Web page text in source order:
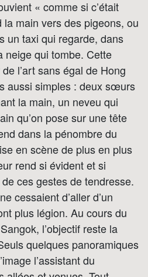
« comme si c’était
main vers des pigeons, ou
un taxi qui regarde, dans
neige qui tombe. Cette
l’art sans égal de Hong
aussi simples : deux sœurs
la main, un neveu qui
qu’on pose sur une tête
dans la pénombre du
en scène de plus en plus
rend si évident et si
ces gestes de tendresse.
cessaient d’aller d’un
plus légion. Au cours du
l’objectif reste la
quelques panoramiques
l’assistant du